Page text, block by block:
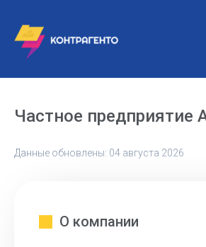
Частное предприятие
Данные обновлены: 04 августа 2026
О компании